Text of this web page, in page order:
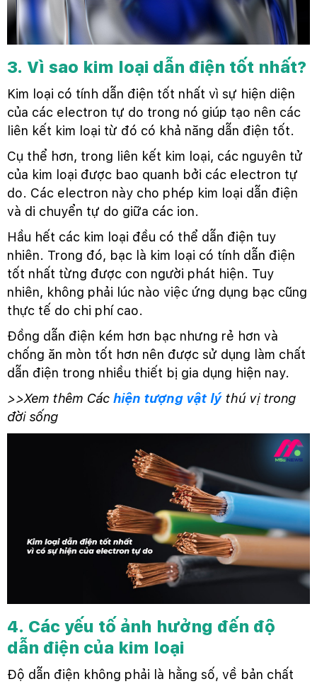
3. Vì sao kim loại dẫn điện tốt nhất?
Kim loại có tính dẫn điện tốt nhất vì sự hiện diện
của các electron tự do trong nó giúp tạo nên các
liên kết kim loại từ đó có khả năng dẫn điện tốt.
Cụ thể hơn, trong liên kết kim loại, các nguyên tử
của kim loại được bao quanh bởi các electron tự
do. Các electron này cho phép kim loại dẫn điện
và di chuyển tự do giữa các ion.
Hầu hết các kim loại đều có thể dẫn điện tuy
nhiên. Trong đó, bạc là kim loại có tính dẫn điện
tốt nhất từng được con người phát hiện. Tuy
nhiên, không phải lúc nào việc ứng dụng bạc cũng
thực tế do chi phí cao.
Đồng dẫn điện kém hơn bạc nhưng rẻ hơn và
chống ăn mòn tốt hơn nên được sử dụng làm chất
dẫn điện trong nhiều thiết bị gia dụng hiện nay.
>>Xem thêm Các hiện tượng vật lýthú vị trong
đời sống
4. Các yếu tố ảnh hưởng đến độ
dẫn điện của kim loại
Độ dẫn điện không phải là hằng số, về bản chất